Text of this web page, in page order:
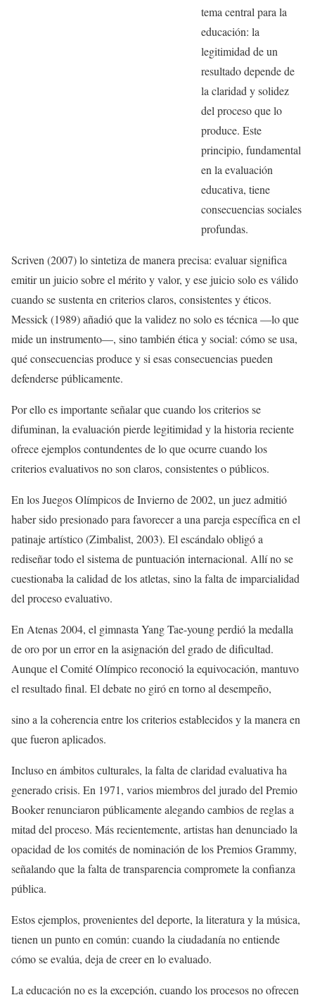
tema central para la
educación: la
legitimidad de un
resultado depende de
la claridad y solidez
del proceso que lo
produce. Este
principio, fundamental
en la evaluación
educativa, tiene
consecuencias sociales
profundas.
Scriven (2007) lo sintetiza de manera precisa: evaluar significa
emitir un juicio sobre el mérito y valor, y ese juicio solo es válido
cuando se sustenta en criterios claros, consistentes y éticos.
Messick (1989) añadió que la validez no solo es técnica —lo que
mide un instrumento—, sino también ética y social: cómo se usa,
qué consecuencias produce y si esas consecuencias pueden
defenderse públicamente.
Por ello es importante señalar que cuando los criterios se
difuminan, la evaluación pierde legitimidad y la historia reciente
ofrece ejemplos contundentes de lo que ocurre cuando los
criterios evaluativos no son claros, consistentes o públicos.
En los Juegos Olímpicos de Invierno de 2002, un juez admitió
haber sido presionado para favorecer a una pareja específica en el
patinaje artístico (Zimbalist, 2003). El escándalo obligó a
rediseñar todo el sistema de puntuación internacional. Allí no se
cuestionaba la calidad de los atletas, sino la falta de imparcialidad
del proceso evaluativo.
En Atenas 2004, el gimnasta Yang Tae-young perdió la medalla
de oro por un error en la asignación del grado de dificultad.
Aunque el Comité Olímpico reconoció la equivocación, mantuvo
el resultado final. El debate no giró en torno al desempeño,
sino a la coherencia entre los criterios establecidos y la manera en
que fueron aplicados.
Incluso en ámbitos culturales, la falta de claridad evaluativa ha
generado crisis. En 1971, varios miembros del jurado del Premio
Booker renunciaron públicamente alegando cambios de reglas a
mitad del proceso. Más recientemente, artistas han denunciado la
opacidad de los comités de nominación de los Premios Grammy,
señalando que la falta de transparencia compromete la confianza
pública.
Estos ejemplos, provenientes del deporte, la literatura y la música,
tienen un punto en común: cuando la ciudadanía no entiende
cómo se evalúa, deja de creer en lo evaluado.
La educación no es la excepción, cuando los procesos no ofrecen